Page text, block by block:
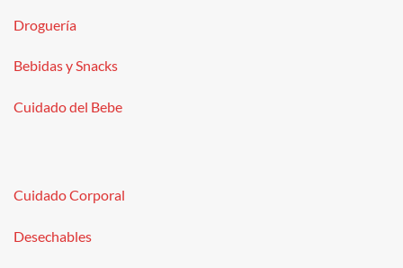
Droguería
Bebidas y Snacks
Cuidado del Bebe
Cuidado Corporal
Desechables